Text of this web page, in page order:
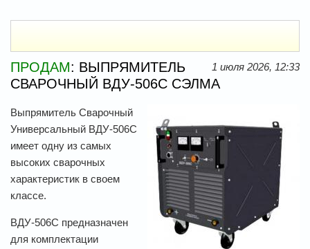
1 июля 2026, 12:33
ПРОДАМ: ВЫПРЯМИТЕЛЬ
СВАРОЧНЫЙ ВДУ-506C СЭЛМА
Выпрямитель Сварочный
Универсальный ВДУ-506С
имеет одну из самых
высоких сварочных
характеристик в своем
классе.
ВДУ-506С предназначен
для комплектации